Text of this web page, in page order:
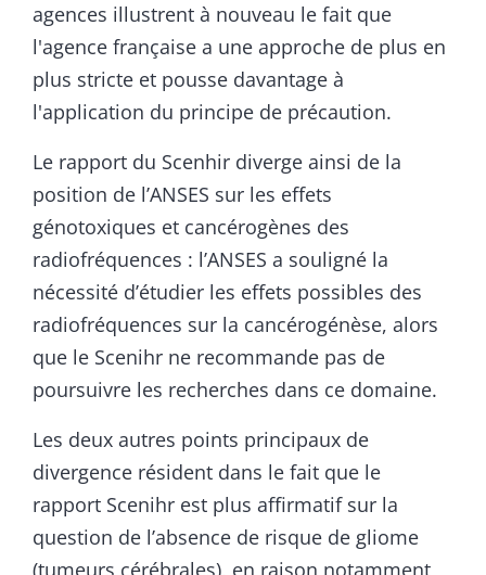
agences illustrent à nouveau le fait que
l'agence française a une approche de plus en
plus stricte et pousse davantage à
l'application du principe de précaution.
Le rapport du Scenhir diverge ainsi de la
position de l’ANSES sur les effets
génotoxiques et cancérogènes des
radiofréquences : l’ANSES a souligné la
nécessité d’étudier les effets possibles des
radiofréquences sur la cancérogénèse, alors
que le Scenihr ne recommande pas de
poursuivre les recherches dans ce domaine.
Les deux autres points principaux de
divergence résident dans le fait que le
rapport Scenihr est plus affirmatif sur la
question de l’absence de risque de gliome